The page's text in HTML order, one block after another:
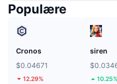
Populære
Cronos
$0.04671
12.29%
siren
10.25%